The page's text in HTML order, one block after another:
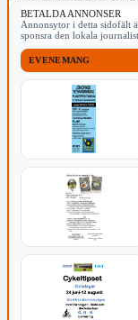
BETALDA ANNONSER
Annonsytor i detta sidofält
sponsra den lokala
EVENEMANG